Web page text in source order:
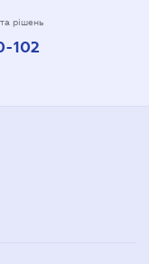
рішень
102